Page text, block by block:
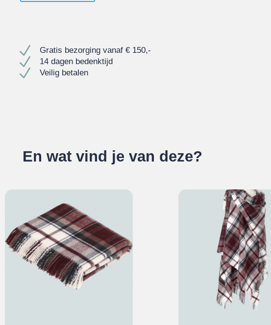
N Gratis bezorging vanaf € 150,-
N 14 dagen bedenktijd
N Veilig betalen
En wat vind je van deze?